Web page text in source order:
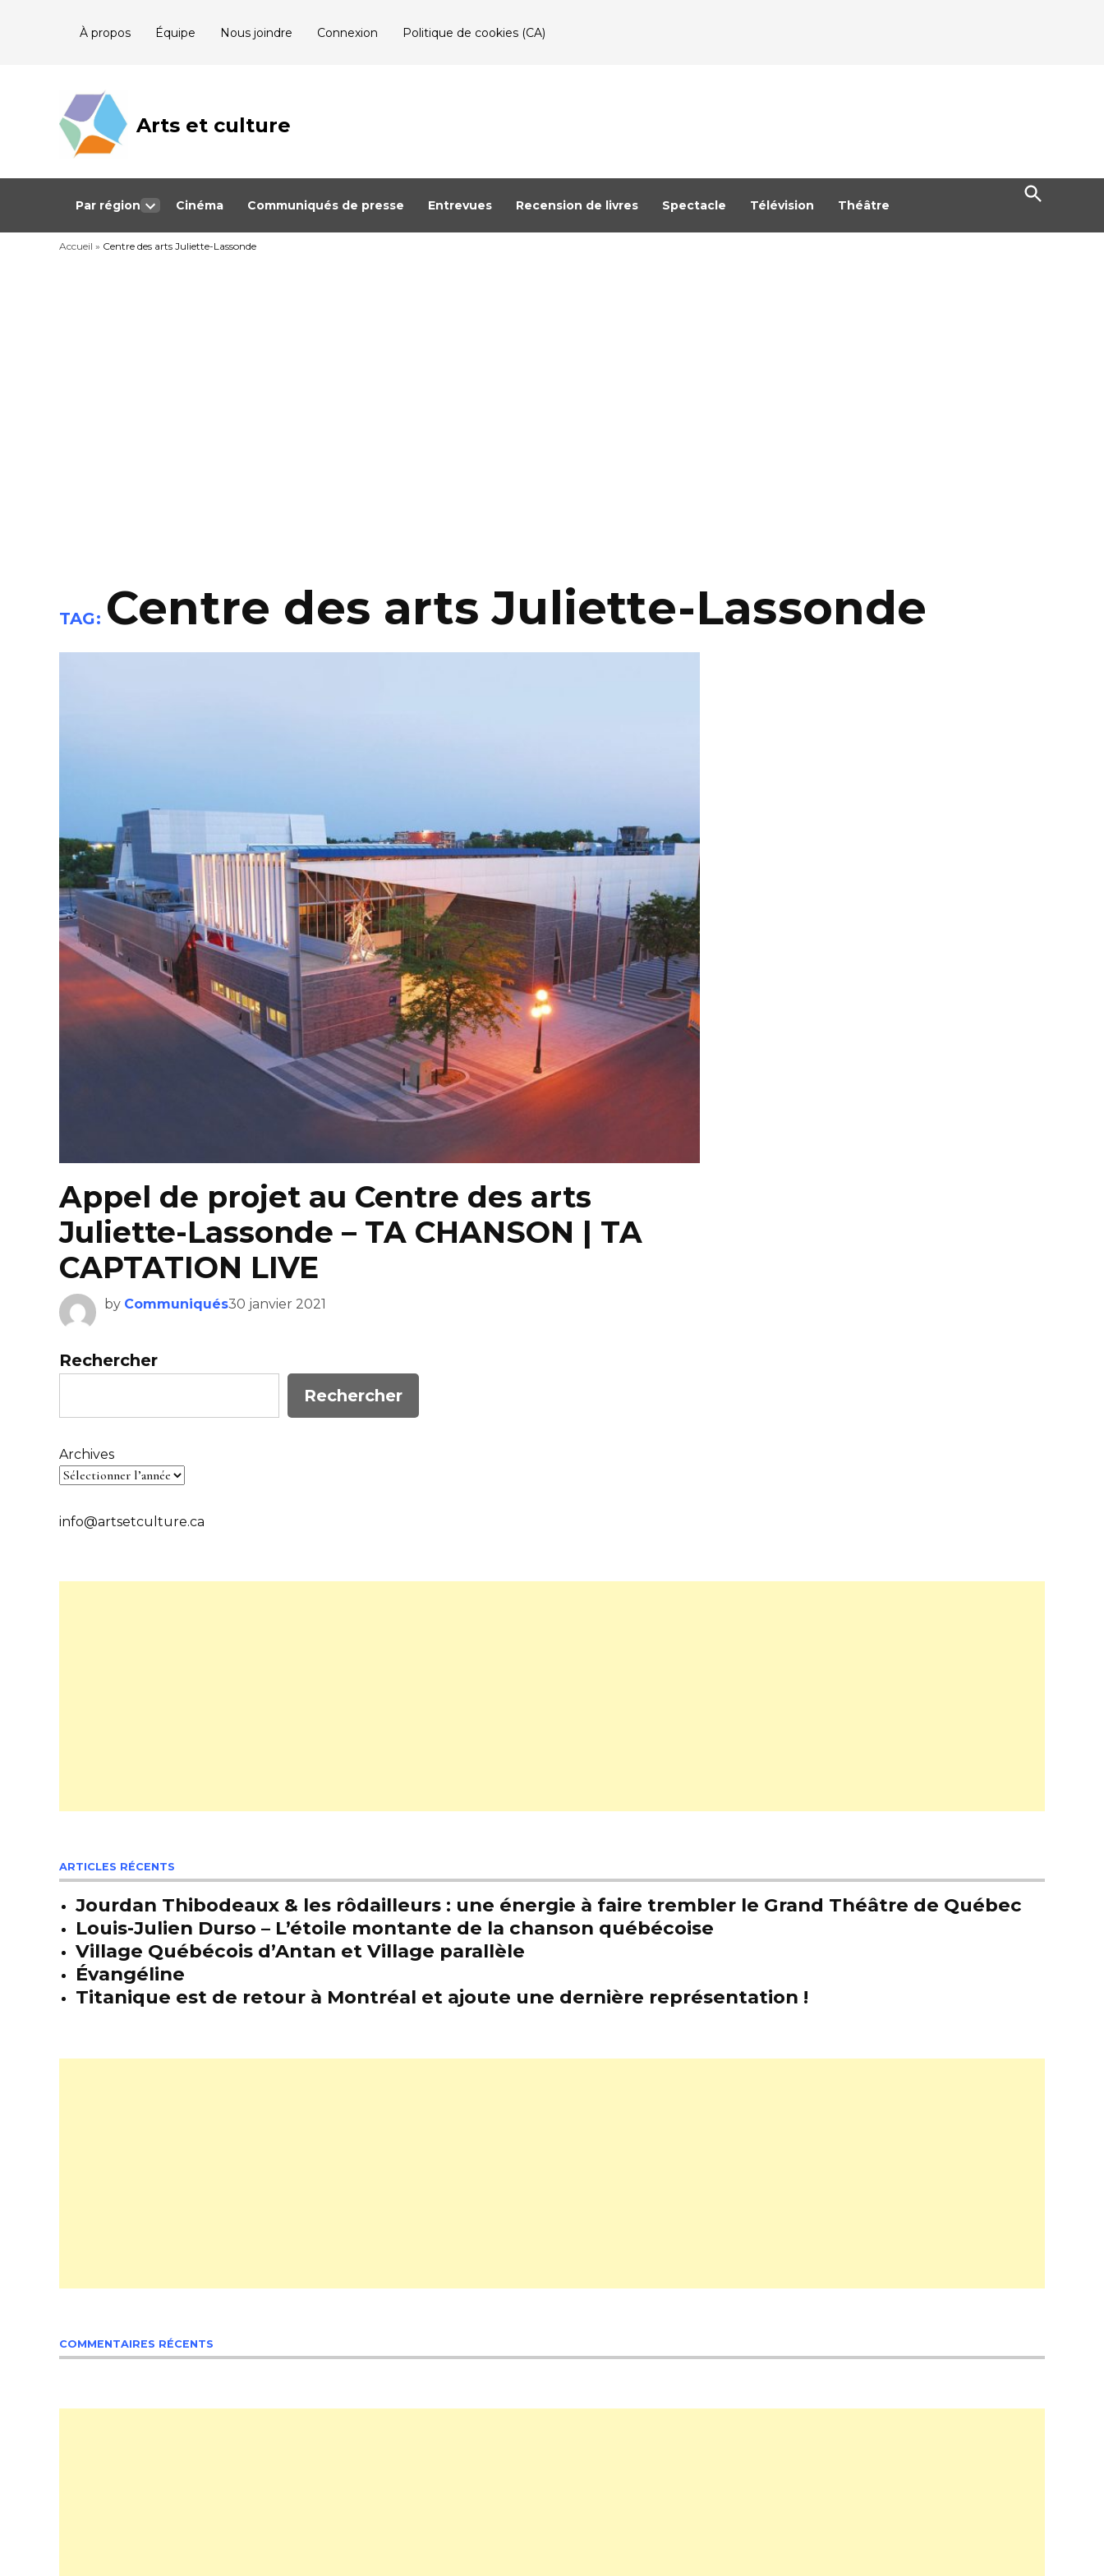
À propos Équipe Nous joindre Connexion Politique de cookies (CA)
Arts et culture
Journalisme
Québec
Par région
dropdown
menu
Cinéma Communiqués de presse Entrevues Recension de livres Spectacle Télévision Théâtre
Open
Search
Accueil » Centre des arts Juliette-Lassonde
TAG: Centre des arts Juliette-Lassonde
Appel de projet au Centre des arts
Juliette-Lassonde – TA CHANSON | TA
CAPTATION LIVE
by Communiqués30 janvier 2021
Rechercher
Rechercher
Archives
info@artsetculture.ca
ARTICLES RÉCENTS
Jourdan Thibodeaux & les rôdailleurs : une énergie à faire trembler le Grand Théâtre de Québec
Louis-Julien Durso – L’étoile montante de la chanson québécoise
Village Québécois d’Antan et Village parallèle
Évangéline
Titanique est de retour à Montréal et ajoute une dernière représentation !
COMMENTAIRES RÉCENTS